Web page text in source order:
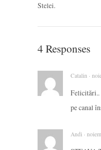
Stelei.
4 Responses
Catalin ·
Felicitări..
pe canal
Andi ·